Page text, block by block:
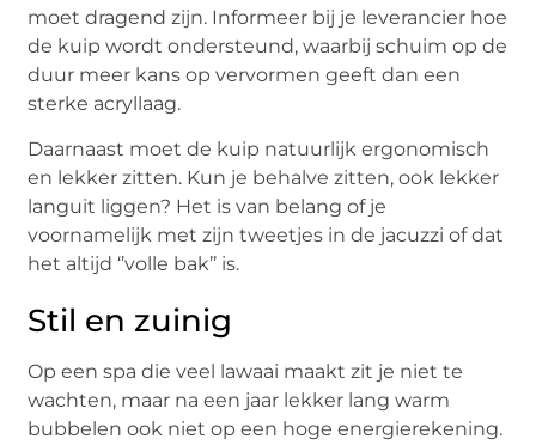
moet dragend zijn. Informeer bij je leverancier hoe
de kuip wordt ondersteund, waarbij schuim op de
duur meer kans op vervormen geeft dan een
sterke acryllaag.
Daarnaast moet de kuip natuurlijk ergonomisch
en lekker zitten. Kun je behalve zitten, ook lekker
languit liggen? Het is van belang of je
voornamelijk met zijn tweetjes in de jacuzzi of dat
het altijd ‘’volle bak’’ is.
Stil en zuinig
Op een spa die veel lawaai maakt zit je niet te
wachten, maar na een jaar lekker lang warm
bubbelen ook niet op een hoge energierekening.